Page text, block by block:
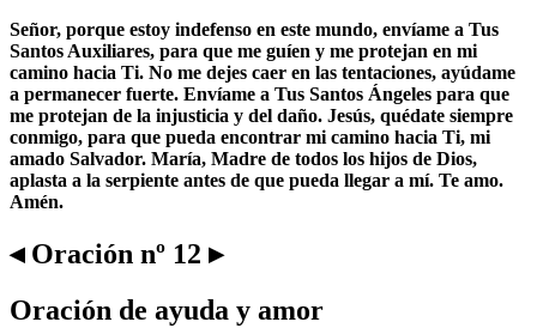
Señor, porque estoy indefenso en este mundo, envíame a Tus
Santos Auxiliares, para que me guíen y me protejan en mi
camino hacia Ti. No me dejes caer en las tentaciones, ayúdame
a permanecer fuerte. Envíame a Tus Santos Ángeles para que
me protejan de la injusticia y del daño. Jesús, quédate siempre
conmigo, para que pueda encontrar mi camino hacia Ti, mi
amado Salvador. María, Madre de todos los hijos de Dios,
aplasta a la serpiente antes de que pueda llegar a mí. Te amo.
Amén.
◂ Oración nº 12 ▸
Oración de ayuda y amor